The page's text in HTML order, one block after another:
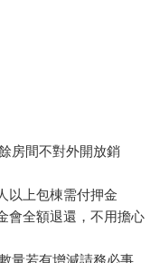
房間不對外開放銷
以上包棟需付押金
會全額退還，不用擔心